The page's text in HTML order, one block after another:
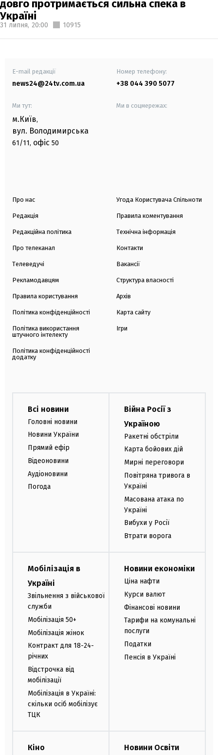
довго протримається сильна спека в
Україні
31 липня, 20:00 10915
E-mail редакції
news24@24tv.com.ua
Номер телефону:
+38 044 390 5077
Ми тут:
м.Київ,
вул. Володимирська
61/11, офіс 50
Ми в соцмережах:
Про нас
Редакція
Редакційна політика
Про телеканал
Телеведучі
Рекламодавцям
Правила користування
Політика конфіденційності
Політика використання
штучного інтелекту
Політика конфіденційності
додатку
Угода Користувача Спільноти
Правила коментування
Технічна інформація
Контакти
Вакансії
Структура власності
Архів
Карта сайту
Ігри
Всі новини
Головні новини
Новини України
Прямий ефір
Відеоновини
Аудіоновини
Погода
Війна Росії з
Україною
Ракетні обстріли
Карта бойових дій
Мирні переговори
Повітряна тривога в
Україні
Масована атака по
Україні
Вибухи у Росії
Втрати ворога
Мобілізація в
Україні
Звільнення з військової
служби
Мобілізація 50+
Мобілізація жінок
Контракт для 18-24-
річних
Відстрочка від
мобілізації
Мобілізація в Україні:
скільки осіб мобілізує
ТЦК
Новини економіки
Ціна нафти
Курси валют
Фінансові новини
Тарифи на комунальні
послуги
Податки
Пенсія в Україні
Кіно Новини Освіти